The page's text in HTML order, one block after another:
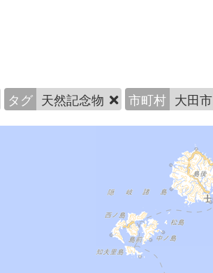
タグ 天然記念物 市町村 大田市